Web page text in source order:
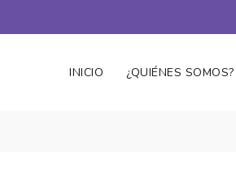
INICIO ¿QUIÉNES SOMOS?